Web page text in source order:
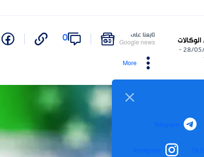
الوكالات
28/05/2026 -
تابعنا على
Google news
0
More
Telegram
Instagram